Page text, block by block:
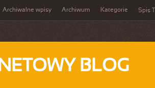
Archiwalne wpisy Archiwum Kategorie Spis
BLOG